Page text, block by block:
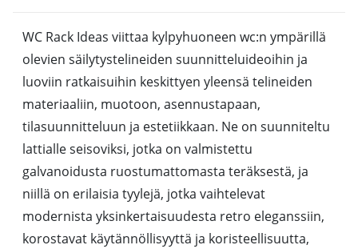
WC Rack Ideas viittaa kylpyhuoneen wc:n ympärillä
olevien säilytystelineiden suunnitteluideoihin ja
luoviin ratkaisuihin keskittyen yleensä telineiden
materiaaliin, muotoon, asennustapaan,
tilasuunnitteluun ja estetiikkaan. Ne on suunniteltu
lattialle seisoviksi, jotka on valmistettu
galvanoidusta ruostumattomasta teräksestä, ja
niillä on erilaisia tyylejä, jotka vaihtelevat
modernista yksinkertaisuudesta retro eleganssiin,
korostavat käytännöllisyyttä ja koristeellisuutta,